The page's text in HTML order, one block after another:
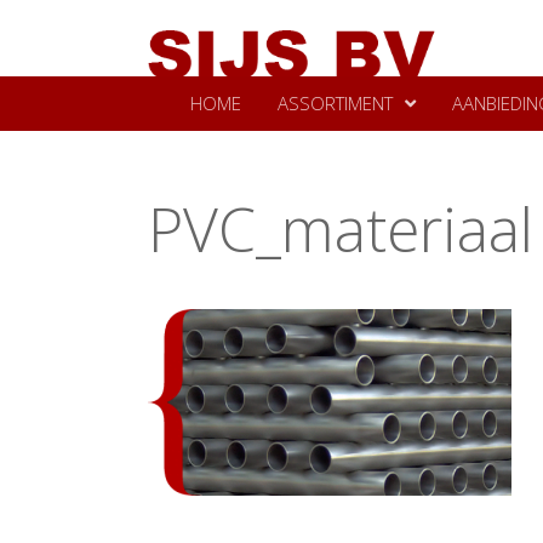
HOME ASSORTIMENT
PVC_materiaal